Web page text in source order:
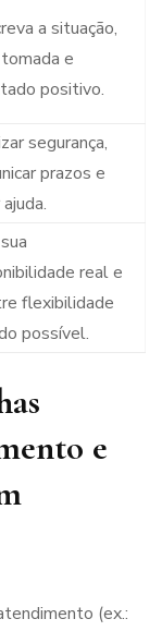
a situação,
e
positivo.
segurança,
prazos e
real e
flexibilidade
possível.
e
(ex.: